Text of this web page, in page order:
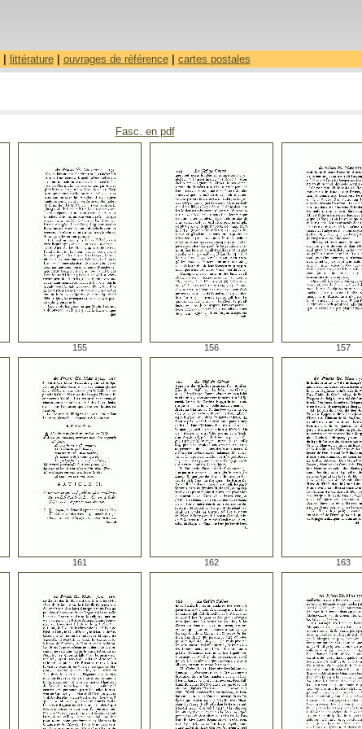
littérature| ouvrages de référence| cartes postales
Fasc. en pdf
155 156 157
161 162 163